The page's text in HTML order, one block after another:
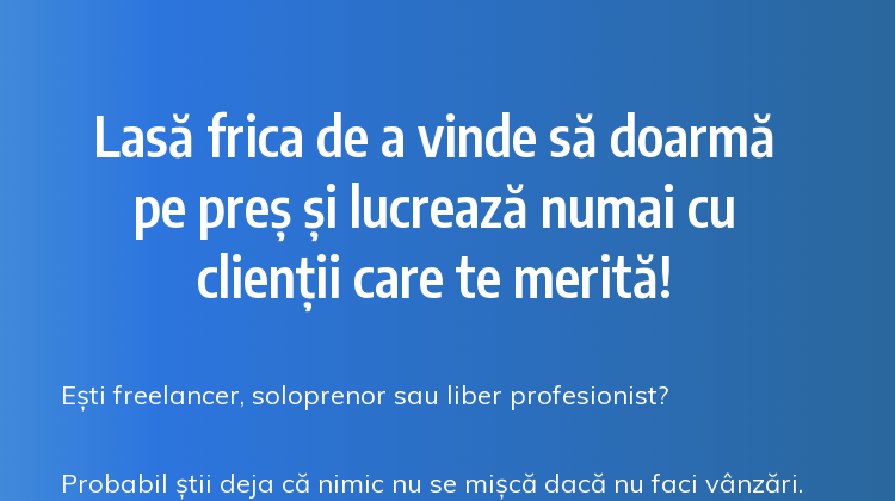
Lasă frica de a vinde să doarmă
pe preș și lucrează numai cu
clienții care te merită!
Ești freelancer, soloprenor sau liber profesionist?
Probabil știi deja că nimic nu se mișcă dacă nu faci vânzări.